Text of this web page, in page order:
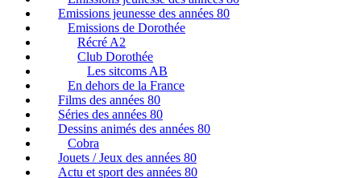
Emissions jeunesse des années 80
Emissions de Dorothée
Récré A2
Club Dorothée
Les sitcoms AB
En dehors de la France
Films des années 80
Séries des années 80
Dessins animés des années 80
Cobra
Jouets / Jeux des années 80
Actu et sport des années 80